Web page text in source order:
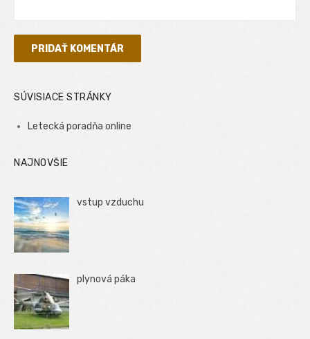
SÚVISIACE STRÁNKY
Letecká poradňa online
NAJNOVŠIE
vstup vzduchu
plynová páka